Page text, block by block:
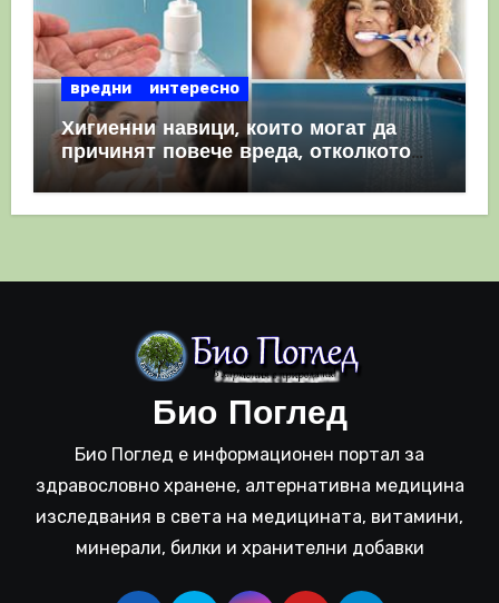
вредни интересно
Хигиенни навици, които могат да
причинят повече вреда, отколкото
полза
Био Поглед
Био Поглед е информационен портал за
здравословно хранене, алтернативна медицина
изследвания в света на медицината, витамини,
минерали, билки и хранителни добавки